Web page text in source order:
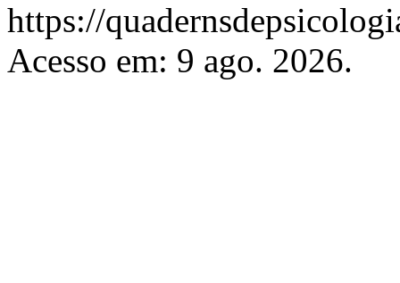
https://
Acesso em: 9 ago. 2026.